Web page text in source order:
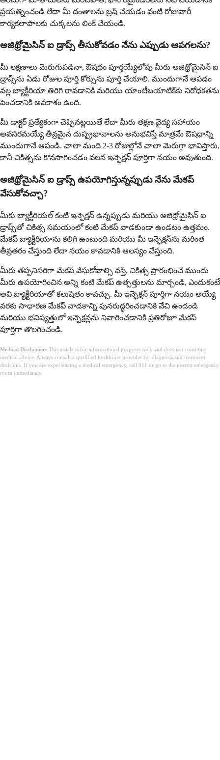
ప్రయత్నించండి లేదా మీ దంతాలను బ్రష్ చేయడం వంటి రోజువారీ
కార్యకలాపాలకు చుక్కలను లింక్ చేయండి.
అజిథ్రోమైసిన్ ఐ డ్రాప్స్ తీసుకోవడం నేను ఎప్పుడు ఆపగలను?
మీ లక్షణాలు మెరుగుపడినా, ఔషధం పూర్తయ్యేలోపు మీరు అజిథ్రోమైసిన్ ఐ
డ్రాప్స్‌ను ఏడు రోజుల పూర్తి కోర్సును పూర్తి చేయాలి. ముందుగానే ఆపడం
వల్ల బ్యాక్టీరియా తిరిగి రావడానికి మరియు యాంటీబయాటిక్‌కు నిరోధకతను
పెంచడానికి అవకాశం ఉంది.
మీ డాక్టర్ ప్రత్యేకంగా చెప్పినట్లయితే లేదా మీరు తక్షణ వైద్య సహాయం
అవసరమయ్యే తీవ్రమైన దుష్ప్రభావాలను అనుభవిస్తే మాత్రమే ఔషధాన్ని
ముందుగానే ఆపండి. చాలా మంది 2-3 రోజుల్లోనే చాలా మెరుగ్గా భావిస్తారు,
కానీ చికిత్సను కొనసాగించడం వలన ఇన్ఫెక్షన్ పూర్తిగా నయం అవుతుంది.
అజిథ్రోమైసిన్ ఐ డ్రాప్స్ ఉపయోగిస్తున్నప్పుడు నేను మేకప్
వేసుకోవచ్చా?
మీకు బ్యాక్టీరియల్ కంటి ఇన్ఫెక్షన్ ఉన్నప్పుడు మరియు అజిథ్రోమైసిన్ ఐ
డ్రాప్స్‌తో చికిత్స సమయంలో కంటి మేకప్ వాడకుండా ఉండటం ఉత్తమం.
మేకప్ బ్యాక్టీరియాను కలిగి ఉంటుంది మరియు మీ ఇన్ఫెక్షన్‌ను మరింత
తీవ్రతరం చేస్తుంది లేదా నయం కావడానికి ఆలస్యం చేస్తుంది.
మీరు తప్పనిసరిగా మేకప్ వేసుకోవాల్సి వస్తే, చికిత్స ప్రారంభించే ముందు
మీరు ఉపయోగించిన అన్ని కంటి మేకప్ ఉత్పత్తులను మార్చండి, ఎందుకంటే
అవి బ్యాక్టీరియాతో కలుషితం కావచ్చు. మీ ఇన్ఫెక్షన్ పూర్తిగా నయం అయ్యే
వరకు సాధారణ మేకప్ వాడకాన్ని పునరుద్ధరించడానికి వేచి ఉండండి
మరియు భవిష్యత్తులో ఇన్ఫెక్షన్లను నివారించడానికి ప్రతిరోజూ మేకప్
పూర్తిగా తొలగించండి.
Medical Disclaimer: This article is for informational purposes only and does not constitute
medical advice. Always consult a qualified healthcare provider for diagnosis and treatment
decisions. If you are experiencing a medical emergency, call 911 or go to the nearest emergency
room immediately.